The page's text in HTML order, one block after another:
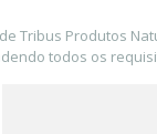
Tribus Produtos
todos os